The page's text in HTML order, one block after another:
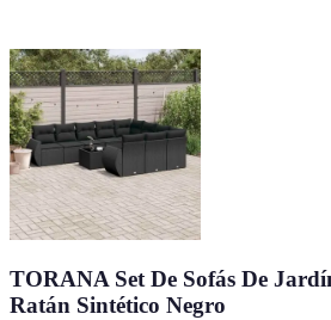
TORANA Set De Sofás De
Ratán Sintético Negro